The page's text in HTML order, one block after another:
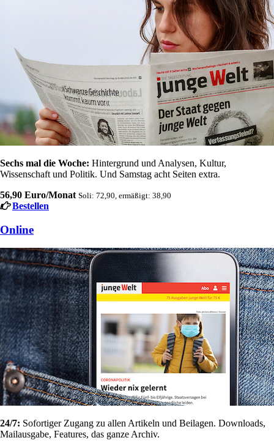
Sechs mal die Woche: Hintergrund und Analysen, Kultur,
Wissenschaft und Politik. Und Samstag acht Seiten extra.
56,90 Euro/Monat Soli: 72,90, ermäßigt: 38,90
Bestellen
Online
24/7: Sofortiger Zugang zu allen Artikeln und Beilagen. Downloads,
Mailausgabe, Features, das ganze Archiv.